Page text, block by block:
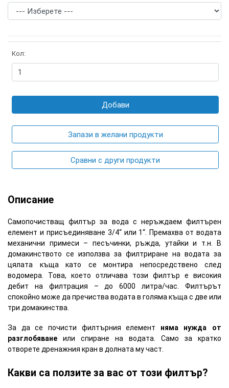
Кол:
Добави
Запази в желани продукти
Сравни с други продукти
Описание
Самопочистващ филтър за вода с неръждаем филтърен
елемент и присъединяване 3/4“ или 1“. Премахва от водата
механични примеси – песъчинки, ръжда, утайки и т.н. В
домакинството се използва за филтриране на водата за
цялата къща като се монтира непосредствено след
водомера. Това, което отличава този филтър е високия
дебит на филтрация – до 6000 литра/час. Филтърът
спокойно може да пречиства водата в голяма къща с две или
три домакинства.
За да се почисти филтърния елемент няма нужда от
разглобяване или спиране на водата. Само за кратко
отворете дренажния кран в долната му част.
Какви са ползите за вас от този филтър?